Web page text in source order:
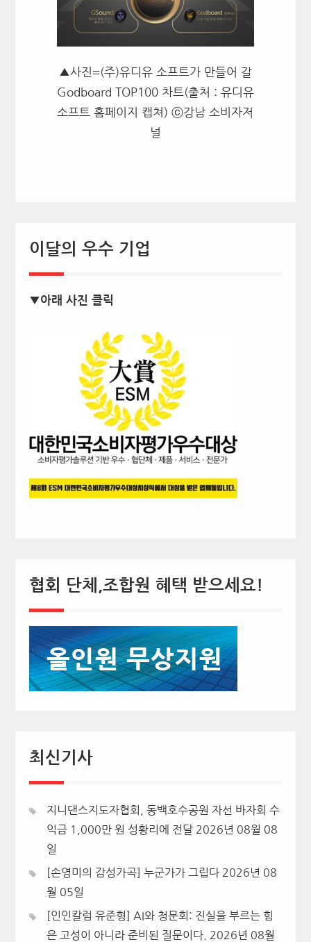
▲사진=(주)유디유 소프트가 만들어 갈
Godboard TOP100 차트(출처 : 유디유
소프트 홈페이지 캡쳐) ⓒ강남 소비자저
널
이달의 우수 기업
▼아래 사진 클릭
협회 단체,조합원 혜택 받으세요!
최신기사
지니댄스지도자협회, 동백호수공원 자선 바자회 수
익금 1,000만 원 성황리에 전달 2026년 08월 08
일
[손영미의 감성가곡] 누군가가 그립다 2026년 08
월 05일
[인인칼럼 유준형] AI와 청문회: 진실을 부르는 힘
은 고성이 아니라 준비된 질문이다.
2026년 08월